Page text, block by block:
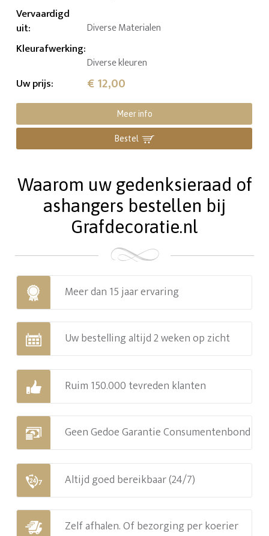
Vervaardigd
uit: Diverse Materialen
Kleurafwerking:
Diverse kleuren
Uw prijs: € 12,00
Meer info
Bestel
Waarom uw gedenksieraad of
ashangers bestellen bij
Grafdecoratie.nl
Meer dan 15 jaar ervaring
Uw bestelling altijd 2 weken op zicht
Ruim 150.000 tevreden klanten
Geen Gedoe Garantie Consumentenbond
Altijd goed bereikbaar (24/7)
Zelf afhalen. Of bezorging per koerier